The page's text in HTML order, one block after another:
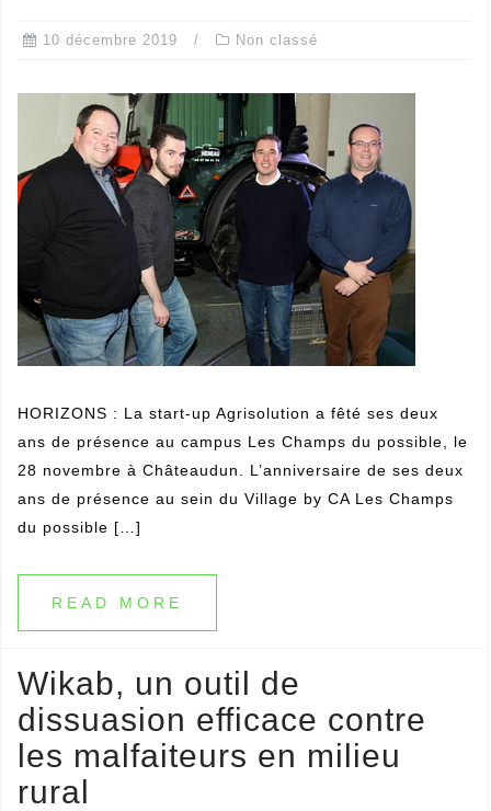
10 décembre 2019 Non classé
HORIZONS : La start-up Agrisolution a fêté ses deux
ans de présence au campus Les Champs du possible, le
28 novembre à Châteaudun. L’anniversaire de ses deux
ans de présence au sein du Village by CA Les Champs
du possible […]
READ MORE
Wikab, un outil de
dissuasion efficace contre
les malfaiteurs en milieu
rural